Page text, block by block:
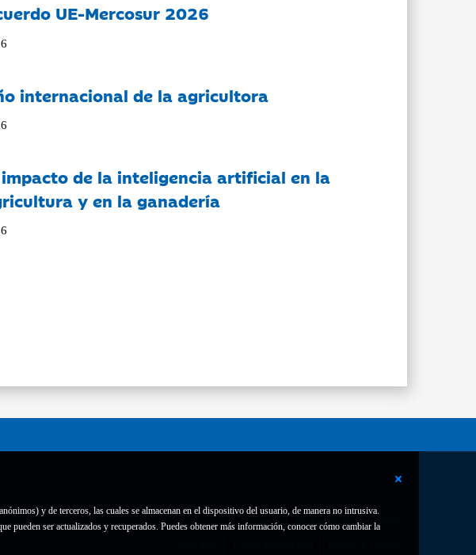
y de terceros, las cuales se almacenan en el dispositivo del usuario, de manera no intrusiva.
pueden ser actualizados y recuperados. Puedes obtener más información, conocer cómo cambiar la
UE-Mercosur 2026
internacional de la agricultora
de la inteligencia artificial en la
y en la ganadería
Contacto Declaración de accesibilidad